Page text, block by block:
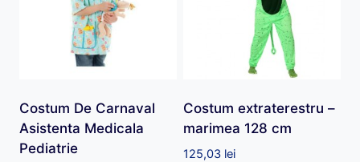
Costum De Carnaval
Asistenta Medicala
Pediatrie
Costum extraterestru –
marimea 128 cm
125,03 lei